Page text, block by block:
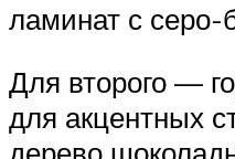
ламинат с серо-
Для второго —
для акцентных